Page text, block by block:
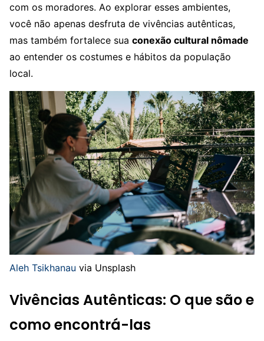
com os moradores. Ao explorar esses ambientes,
você não apenas desfruta de vivências autênticas,
mas também fortalece sua conexão cultural nômade
ao entender os costumes e hábitos da população
local.
Aleh Tsikhanau via Unsplash
Vivências Autênticas: O que são e
como encontrá-las